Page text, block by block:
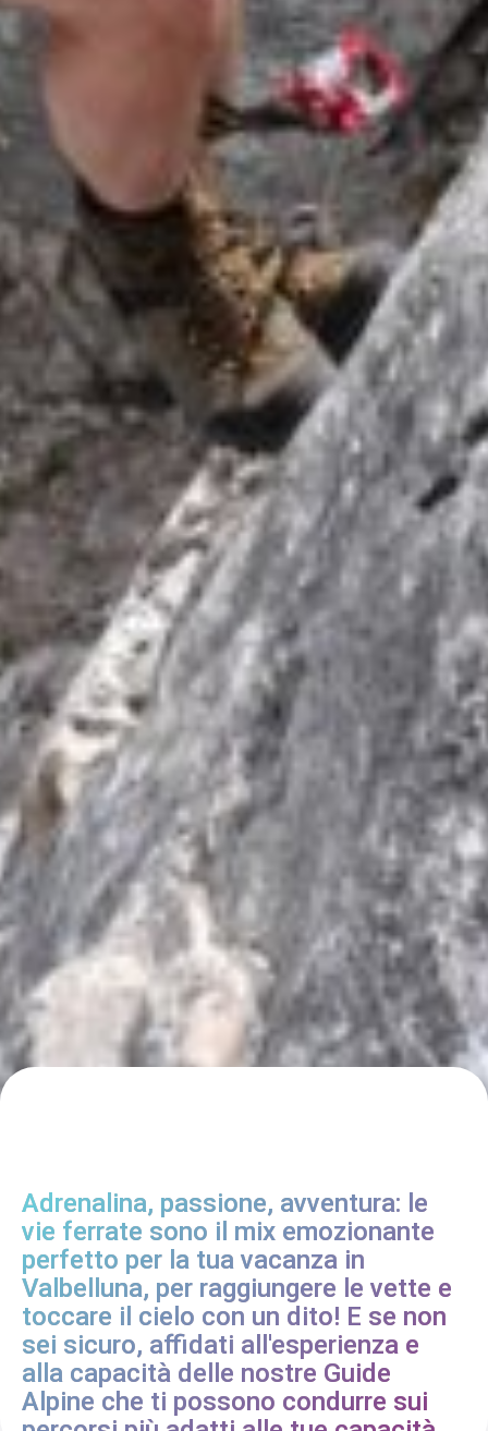
Adrenalina, passione, avventura: le
vie ferrate sono il mix emozionante
perfetto per la tua vacanza in
Valbelluna, per raggiungere le vette e
toccare il cielo con un dito! E se non
sei sicuro, affidati all'esperienza e
alla capacità delle nostre Guide
Alpine che ti possono condurre sui